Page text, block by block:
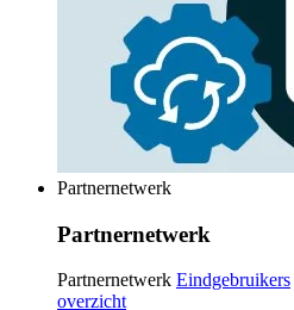
Partnernetwerk
Partnernetwerk
Partnernetwerk Eindgebruikers
overzicht